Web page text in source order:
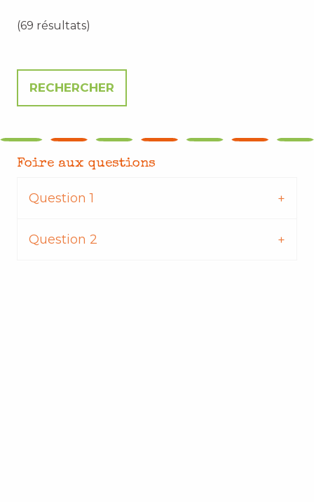
(69 résultats)
Foire aux questions
Question 1
Question 2